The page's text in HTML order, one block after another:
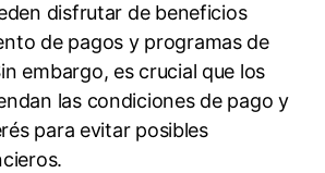
disfrutar de beneficios
de pagos y programas de
embargo, es crucial que los
las condiciones de pago y
para evitar posibles